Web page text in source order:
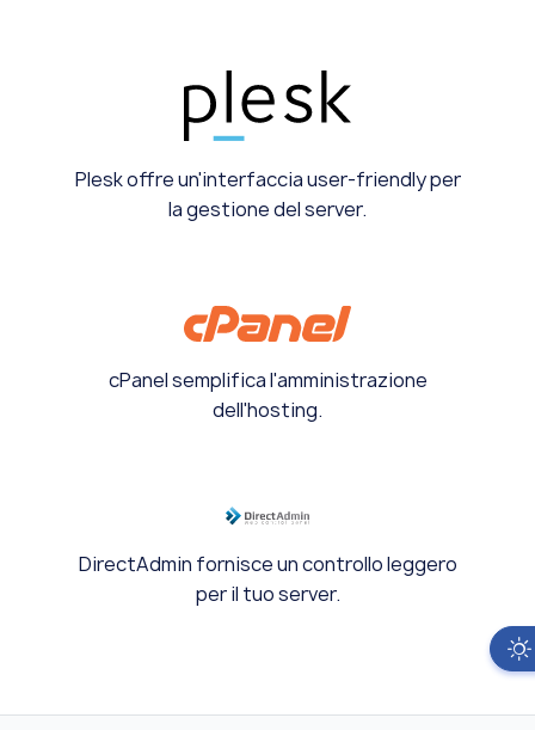
Plesk offre un'interfaccia user-friendly per
la gestione del server.
cPanel semplifica l'amministrazione
dell'hosting.
DirectAdmin fornisce un controllo leggero
per il tuo server.